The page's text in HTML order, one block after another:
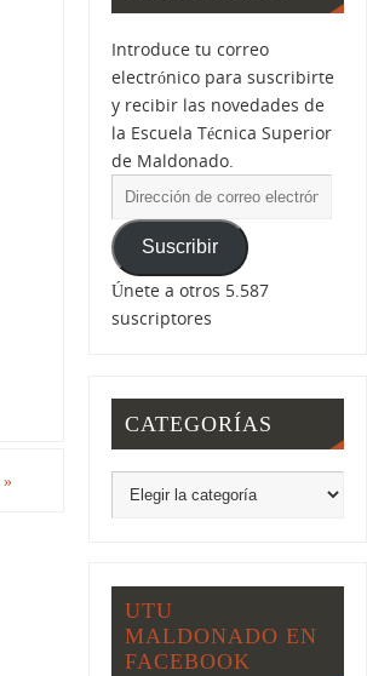
»
Introduce tu correo
electrónico para suscribirte
y recibir las novedades de
la Escuela Técnica Superior
de Maldonado.
Suscribir
Únete a otros 5.587
suscriptores
CATEGORÍAS
UTU
MALDONADO EN
FACEBOOK